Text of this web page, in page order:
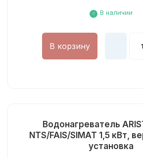
В наличии
В корзину
Водонагреватель
NTS/FAIS/SIMAT 1,5 кВт,
установка